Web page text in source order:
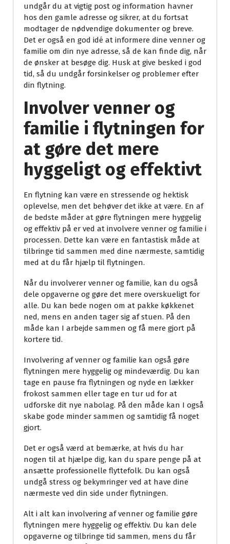
undgår du at vigtig post og information havner
hos den gamle adresse og sikrer, at du fortsat
modtager de nødvendige dokumenter og breve.
Det er også en god idé at informere dine venner og
familie om din nye adresse, så de kan finde dig, når
de ønsker at besøge dig. Husk at give besked i god
tid, så du undgår forsinkelser og problemer efter
din flytning.
Involver venner og
familie i flytningen for
at gøre det mere
hyggeligt og effektivt
En flytning kan være en stressende og hektisk
oplevelse, men det behøver det ikke at være. En af
de bedste måder at gøre flytningen mere hyggelig
og effektiv på er ved at involvere venner og familie i
processen. Dette kan være en fantastisk måde at
tilbringe tid sammen med dine nærmeste, samtidig
med at du får hjælp til flytningen.
Når du involverer venner og familie, kan du også
dele opgaverne og gøre det mere overskueligt for
alle. Du kan bede nogen om at pakke køkkenet
ned, mens en anden tager sig af stuen. På den
måde kan I arbejde sammen og få mere gjort på
kortere tid.
Involvering af venner og familie kan også gøre
flytningen mere hyggelig og mindeværdig. Du kan
tage en pause fra flytningen og nyde en lækker
frokost sammen eller tage en tur ud for at
udforske dit nye nabolag. På den måde kan I også
skabe gode minder sammen og samtidig få noget
gjort.
Det er også værd at bemærke, at hvis du har
nogen til at hjælpe dig, kan du spare penge på at
ansætte professionelle flyttefolk. Du kan også
undgå stress og bekymringer ved at have dine
nærmeste ved din side under flytningen.
Alt i alt kan involvering af venner og familie gøre
flytningen mere hyggelig og effektiv. Du kan dele
opgaverne og tilbringe tid sammen, mens du får